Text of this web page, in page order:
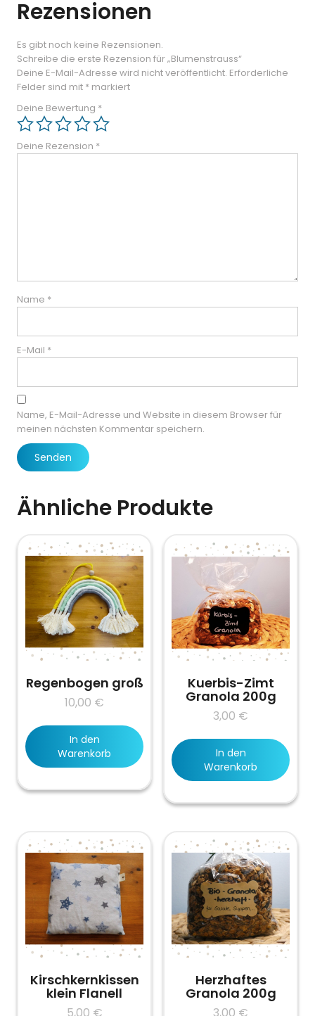
Rezensionen
Es gibt noch keine Rezensionen.
Schreibe die erste Rezension für „Blumenstrauss“
Deine E-Mail-Adresse wird nicht veröffentlicht. Erforderliche
Felder sind mit * markiert
Deine Bewertung *
Deine Rezension *
Name *
E-Mail *
Name, E-Mail-Adresse und Website in diesem Browser für
meinen nächsten Kommentar speichern.
Ähnliche Produkte
Regenbogen groß
10,00 €
In den
Warenkorb
Kuerbis-Zimt
Granola 200g
3,00 €
In den
Warenkorb
Kirschkernkissen
klein Flanell
5,00 €
Herzhaftes
Granola 200g
3,00 €